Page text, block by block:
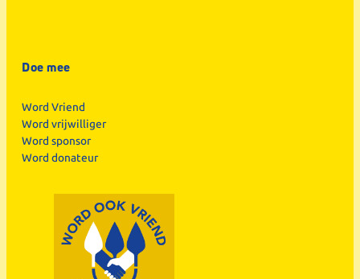
Doe mee
Word Vriend
Word vrijwilliger
Word sponsor
Word donateur